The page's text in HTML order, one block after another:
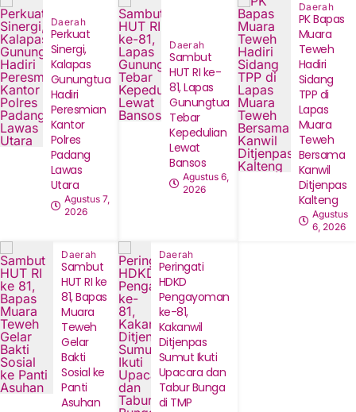
Daerah
Perkuat
Sinergi,
Kalapas
Gunungtua
Hadiri
Peresmian
Kantor
Polres
Padang
Lawas
Utara
Agustus 7,
2026
Daerah
Sambut
HUT RI ke-
81, Lapas
Gunungtua
Tebar
Kepedulian
Lewat
Bansos
Agustus 6,
2026
Daerah
‎PK Bapas
Muara
Teweh
Hadiri
Sidang
TPP di
Lapas
Muara
Teweh
Bersama
Kanwil
Ditjenpas
Kalteng
Agustus
6, 2026
Daerah
‎Sambut
HUT RI ke
81, Bapas
Muara
Teweh
Gelar
Bakti
Sosial ke
Panti
Asuhan
Daerah
Peringati
HDKD
Pengayoman
ke-81,
Kakanwil
Ditjenpas
Sumut Ikuti
Upacara dan
Tabur Bunga
di TMP